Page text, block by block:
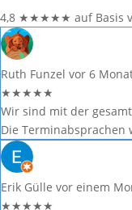
4,8 ★★★★★ auf Basis
Ruth Funzel vor 6
★★★★★
Wir sind mit der
Die
Erik Gülle vor einem
★★★★★